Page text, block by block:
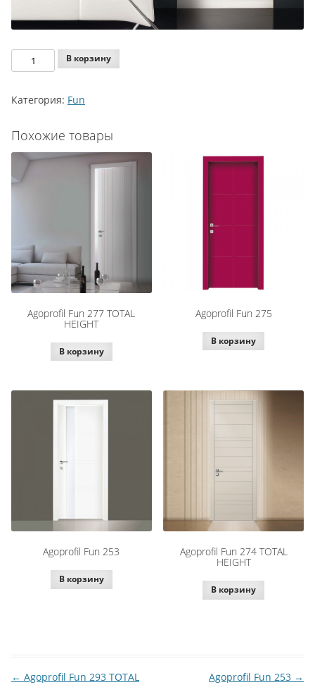
Количество
Agoprofil
235
В корзину
Категория: Fun
Похожие товары
Agoprofil Fun 277 TOTAL
HEIGHT
В корзину
Agoprofil Fun 275
В корзину
Agoprofil Fun 253
В корзину
Agoprofil Fun 274 TOTAL
HEIGHT
В корзину
← Agoprofil Fun 293 TOTAL
Agoprofil Fun 253 →